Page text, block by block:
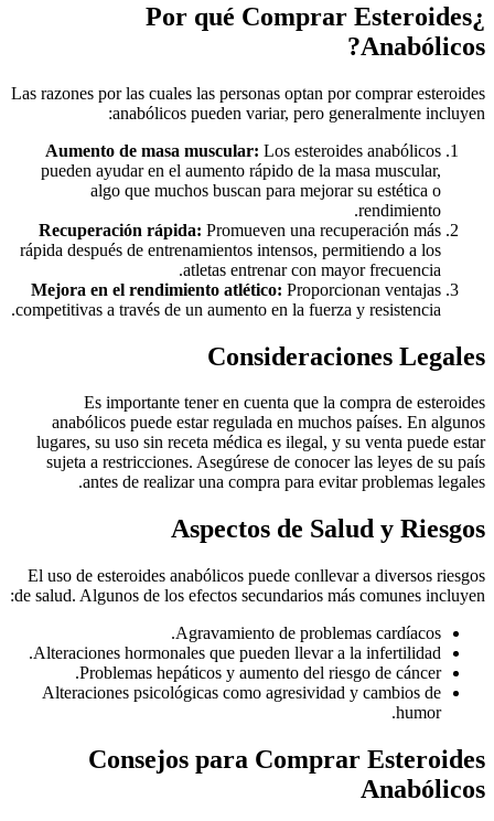
¿Por qué Comprar Esteroides
Anabólicos?
Las razones por las cuales las personas optan por comprar esteroides
anabólicos pueden variar, pero generalmente incluyen:
Aumento de masa muscular: Los esteroides anabólicos
pueden ayudar en el aumento rápido de la masa muscular,
algo que muchos buscan para mejorar su estética o
rendimiento.
Recuperación rápida: Promueven una recuperación más
rápida después de entrenamientos intensos, permitiendo a los
atletas entrenar con mayor frecuencia.
Mejora en el rendimiento atlético: Proporcionan ventajas
competitivas a través de un aumento en la fuerza y resistencia.
Consideraciones Legales
Es importante tener en cuenta que la compra de esteroides
anabólicos puede estar regulada en muchos países. En algunos
lugares, su uso sin receta médica es ilegal, y su venta puede estar
sujeta a restricciones. Asegúrese de conocer las leyes de su país
antes de realizar una compra para evitar problemas legales.
Aspectos de Salud y Riesgos
El uso de esteroides anabólicos puede conllevar a diversos riesgos
de salud. Algunos de los efectos secundarios más comunes incluyen:
Agravamiento de problemas cardíacos.
Alteraciones hormonales que pueden llevar a la infertilidad.
Problemas hepáticos y aumento del riesgo de cáncer.
Alteraciones psicológicas como agresividad y cambios de
humor.
Consejos para Comprar Esteroides
Anabólicos